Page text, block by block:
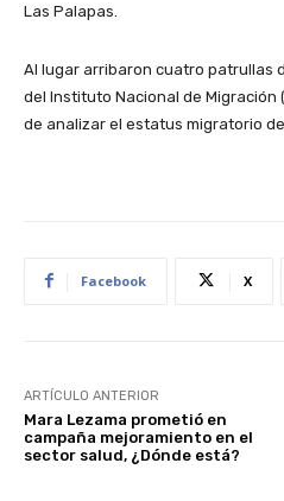
Las Palapas.
Al lugar arribaron cuatro patrullas
del Instituto Nacional de Migración
de analizar el estatus migratorio
Facebook X
ARTÍCULO ANTERIOR
Mara Lezama prometió en
campaña mejoramiento en el
sector salud, ¿Dónde está?